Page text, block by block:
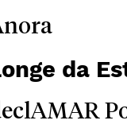
da